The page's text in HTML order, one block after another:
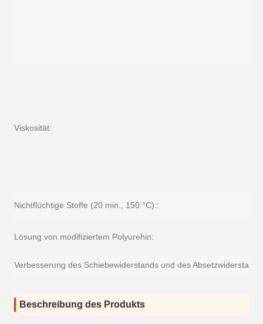
Viskosität:
Nichtflüchtige Stoffe (20 min., 150 °C)::
Lösung von modifiziertem Polyurehin:
Verbesserung des Schiebewiderstands und des
Beschreibung des Produkts